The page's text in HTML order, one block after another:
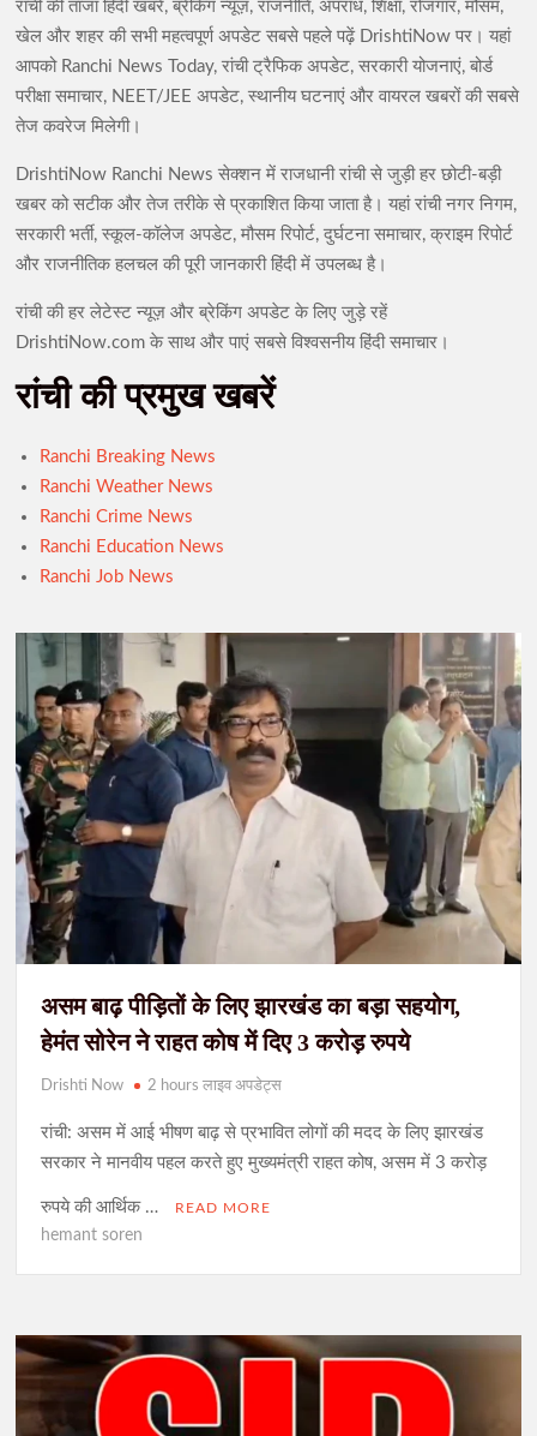
बरामद
शादी का झांसा देकर दुष्कर्म करने का आरोपी मुंबई से गिरफ्तार, न्यायिक
हिरासत में भेजा गया
झारखंड में SIR के दौरान 63.24 लाख नोटिस जारी, रांची में सबसे अधिक
JPSC-JSSC विवाद पर वाम छात्र संगठनों का शक्ति प्रदर्शन कल,
विधानसभा घेराव की तैयारी
मुंगेर में 11.67 करोड़ के निवेश घोटाले पर ED की बड़ी कार्रवाई, पांच ठिकानों
AI डीपफेक पर सरकार की बड़ी सख्ती: 3 घंटे में हटाना होगा अवैध कंटेंट,
सिमडेगा में डीएलएमसी बैठक: न्यायिक व्यवस्था को अधिक प्रभावी बनाने पर
जोर, 50 से अधिक एजेंडों की समीक्षा
रांची की ताजा हिंदी खबरें, ब्रेकिंग न्यूज़, राजनीति, अपराध, शिक्षा, रोजगार, मौसम,
खेल और शहर की सभी महत्वपूर्ण अपडेट सबसे पहले पढ़ें DrishtiNow पर। यहां
आपको Ranchi News Today, रांची ट्रैफिक अपडेट, सरकारी योजनाएं, बोर्ड
परीक्षा समाचार, NEET/JEE अपडेट, स्थानीय घटनाएं और वायरल खबरों की सबसे
तेज कवरेज मिलेगी।
DrishtiNow Ranchi News सेक्शन में राजधानी रांची से जुड़ी हर छोटी-बड़ी
खबर को सटीक और तेज तरीके से प्रकाशित किया जाता है। यहां रांची नगर निगम,
सरकारी भर्ती, स्कूल-कॉलेज अपडेट, मौसम रिपोर्ट, दुर्घटना समाचार, क्राइम रिपोर्ट
और राजनीतिक हलचल की पूरी जानकारी हिंदी में उपलब्ध है।
रांची की हर लेटेस्ट न्यूज़ और ब्रेकिंग अपडेट के लिए जुड़े रहें
DrishtiNow.com के साथ और पाएं सबसे विश्वसनीय हिंदी समाचार।
रांची की प्रमुख खबरें
Ranchi Breaking News
Ranchi Weather News
Ranchi Crime News
Ranchi Education News
Ranchi Job News
असम बाढ़ पीड़ितों के लिए झारखंड का बड़ा सहयोग,
हेमंत सोरेन ने राहत कोष में दिए 3 करोड़ रुपये
Drishti Now 2 hours लाइव अपडेट्स
रांची: असम में आई भीषण बाढ़ से प्रभावित लोगों की मदद के लिए झारखंड
सरकार ने मानवीय पहल करते हुए मुख्यमंत्री राहत कोष, असम में 3 करोड़
रुपये की आर्थिक … READ MORE
hemant soren